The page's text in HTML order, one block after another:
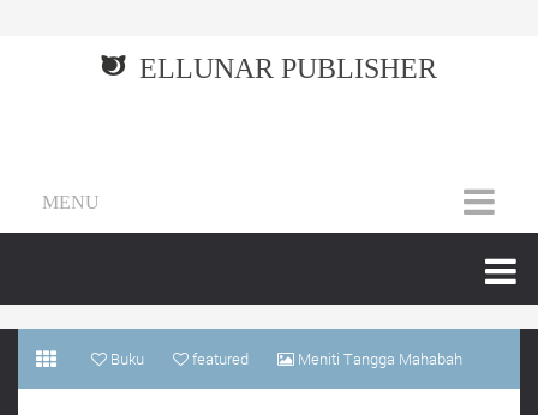
ELLUNAR PUBLISHER
MENU
Buku featured Meniti Tangga Mahabah